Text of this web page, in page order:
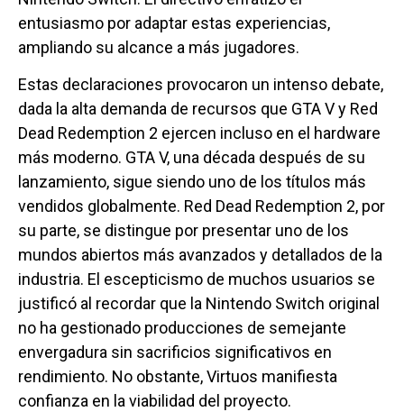
entusiasmo por adaptar estas experiencias,
ampliando su alcance a más jugadores.
Estas declaraciones provocaron un intenso debate,
dada la alta demanda de recursos que GTA V y Red
Dead Redemption 2 ejercen incluso en el hardware
más moderno. GTA V, una década después de su
lanzamiento, sigue siendo uno de los títulos más
vendidos globalmente. Red Dead Redemption 2, por
su parte, se distingue por presentar uno de los
mundos abiertos más avanzados y detallados de la
industria. El escepticismo de muchos usuarios se
justificó al recordar que la Nintendo Switch original
no ha gestionado producciones de semejante
envergadura sin sacrificios significativos en
rendimiento. No obstante, Virtuos manifiesta
confianza en la viabilidad del proyecto.